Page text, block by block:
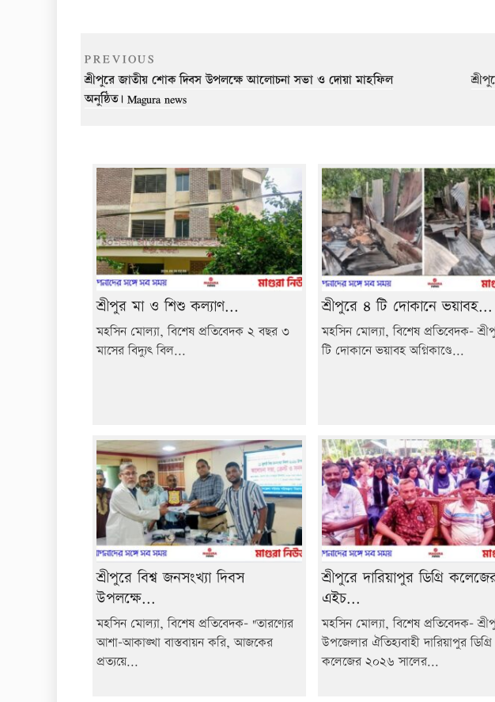
Post
navigation
Previous
Post
PREVIOUS
শ্রীপুরে জাতীয় শোক দিবস উপলক্ষে আলোচনা সভা ও দোয়া মাহফিল
অনুষ্ঠিত। Magura news
শ্রীপুর মা ও শিশু কল্যাণ...
মহসিন মোল্যা, বিশেষ প্রতিবেদক ২ বছর ৩
মাসের বিদ্যুৎ বিল...
শ্রীপুরে ৪ টি দোকানে ভয়াবহ...
মহসিন মোল্যা, বিশেষ প্রতিবেদক-
টি দোকানে ভয়াবহ অগ্নিকাণ্ডে...
শ্রীপুরে বিশ্ব জনসংখ্যা দিবস
উপলক্ষে...
মহসিন মোল্যা, বিশেষ প্রতিবেদক- "তারণ্যের
আশা-আকাঙ্খা বাস্তবায়ন করি, আজকের
প্রত্যয়ে...
শ্রীপুরে দারিয়াপুর ডিগ্রি
এইচ...
মহসিন মোল্যা, বিশেষ প্রতিবেদক-
উপজেলার ঐতিহ্যবাহী দারিয়াপুর ডিগ্রি
কলেজের ২০২৬ সালের...